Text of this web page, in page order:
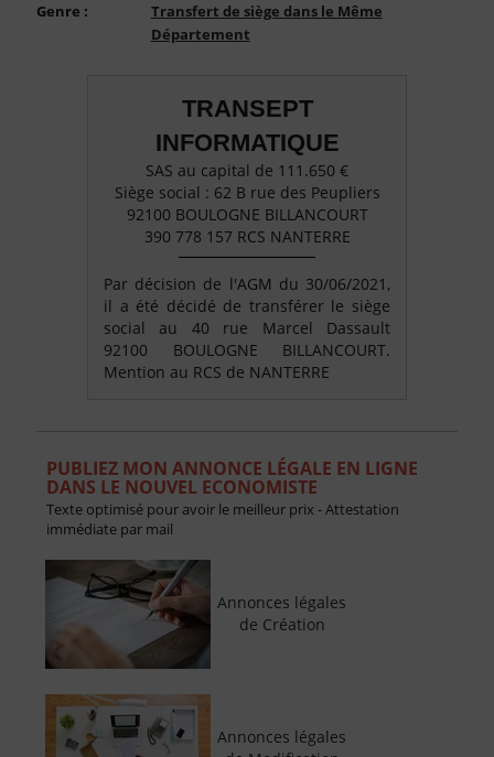
Genre :
Transfert de siège dans le Même
Département
TRANSEPT
INFORMATIQUE
SAS au capital de 111.650 €
Siège social : 62 B rue des Peupliers
92100 BOULOGNE BILLANCOURT
390 778 157 RCS NANTERRE
Par décision de l'AGM du 30/06/2021,
il a été décidé de transférer le siège
social au 40 rue Marcel Dassault
92100 BOULOGNE BILLANCOURT.
Mention au RCS de NANTERRE
PUBLIEZ MON ANNONCE LÉGALE EN LIGNE
DANS LE NOUVEL ECONOMISTE
Texte optimisé pour avoir le meilleur prix - Attestation
immédiate par mail
Annonces légales
de Création
Annonces légales